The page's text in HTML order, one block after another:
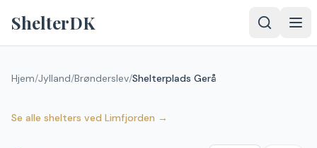
ShelterDK
Hjem/Jylland/Brønderslev/Shelterplads Gerå
Se alle shelters ved Limfjorden →
Shelterplads Gerå
Brønderslev